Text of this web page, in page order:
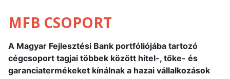
MFB CSOPORT
A Magyar Fejlesztési Bank portfóliójába tartozó
cégcsoport tagjai többek között hitel-, tőke- és
garanciatermékeket kínálnak a hazai vállalkozások